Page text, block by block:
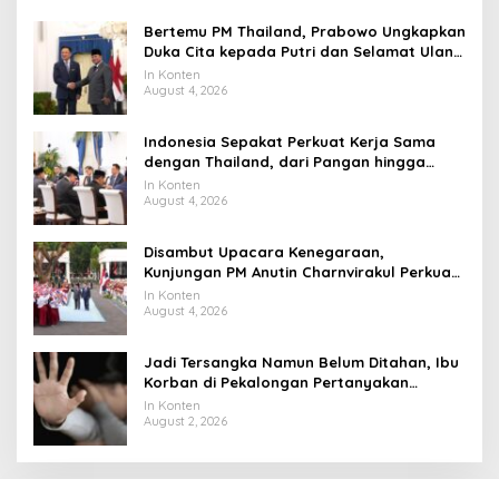
Bertemu PM Thailand, Prabowo Ungkapkan
Duka Cita kepada Putri dan Selamat Ulang
Tahun ke Raja Thailand
In Konten
August 4, 2026
Indonesia Sepakat Perkuat Kerja Sama
dengan Thailand, dari Pangan hingga
Ekonomi Digital
In Konten
August 4, 2026
Disambut Upacara Kenegaraan,
Kunjungan PM Anutin Charnvirakul Perkuat
Hubungan Indonesia-Thailand
In Konten
August 4, 2026
Jadi Tersangka Namun Belum Ditahan, Ibu
Korban di Pekalongan Pertanyakan
Keseriusan Polisi Tangani Kasus Rudapksa
Sampai Anaknya Hamil
In Konten
August 2, 2026